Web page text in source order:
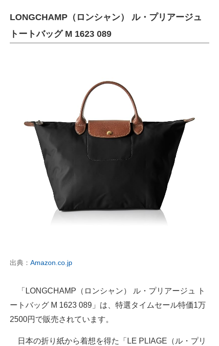
LONGCHAMP（ロンシャン） ル・プリアージュ
トートバッグ M 1623 089
出典： Amazon.co.jp
「LONGCHAMP（ロンシャン） ル・プリアージュ ト
ートバッグ M 1623 089」は、特選タイムセール特価1万
2500円で販売されています。
日本の折り紙から着想を得た「LE PLIAGE（ル・プリ